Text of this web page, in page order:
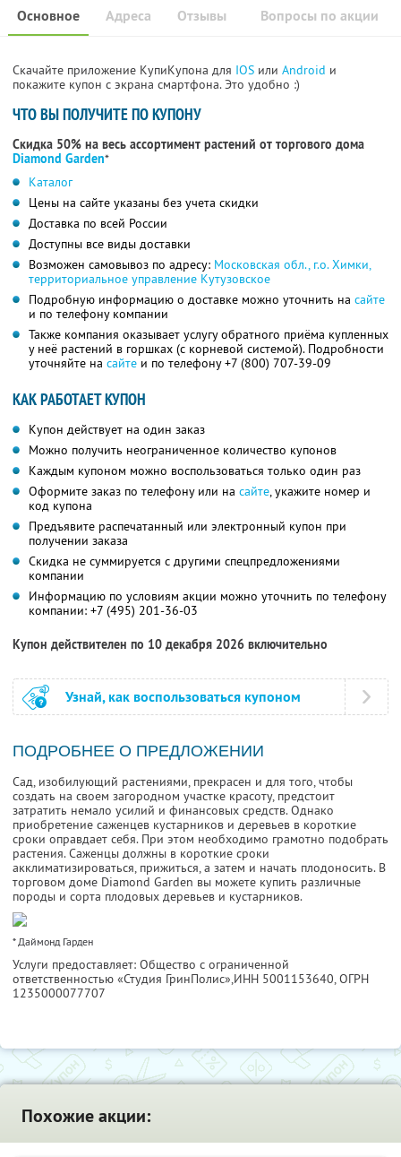
Основное Отзывы Вопросы по акции
Адреса
Скачайте приложение КупиКупона для IOS или Android и
покажите купон с экрана смартфона. Это удобно :)
ЧТО ВЫ ПОЛУЧИТЕ ПО КУПОНУ
Скидка 50% на весь ассортимент растений от торгового дома
Diamond Garden*
Каталог
Цены на сайте указаны без учета скидки
Доставка по всей России
Доступны все виды доставки
Возможен самовывоз по адресу: Московская обл., г.о. Химки,
территориальное управление Кутузовское
Подробную информацию о доставке можно уточнить на сайте
и по телефону компании
Также компания оказывает услугу обратного приёма купленных
у неё растений в горшках (с корневой системой). Подробности
уточняйте на сайте и по телефону+7 (800) 707-39-09
КАК РАБОТАЕТ КУПОН
Купон действует на один заказ
Можно получить неограниченное количество купонов
Каждым купоном можно воспользоваться только один раз
Оформите заказ по телефону или на сайте, укажите номер и
код купона
Предъявите распечатанный или электронный купон при
получении заказа
Скидка не суммируется с другими спецпредложениями
компании
Информацию по условиям акции можно уточнить по телефону
компании: +7 (495) 201-36-03
Купон действителен по 10 декабря 2026 включительно
Узнай, как воспользоваться купоном
ПОДРОБНЕЕ О ПРЕДЛОЖЕНИИ
Сад, изобилующий растениями, прекрасен и для того, чтобы
создать на своем загородном участке красоту, предстоит
затратить немало усилий и финансовых средств. Однако
приобретение саженцев кустарников и деревьев в короткие
сроки оправдает себя. При этом необходимо грамотно подобрать
растения. Саженцы должны в короткие сроки
акклиматизироваться, прижиться, а затем и начать плодоносить. В
торговом доме Diamond Garden вы можете купить различные
породы и сорта плодовых деревьев и кустарников.
* Даймонд Гарден
Услуги предоставляет: Общество с ограниченной
ответственностью «Студия ГринПолис»,ИНН 5001153640, ОГРН
1235000077707
Похожие акции: